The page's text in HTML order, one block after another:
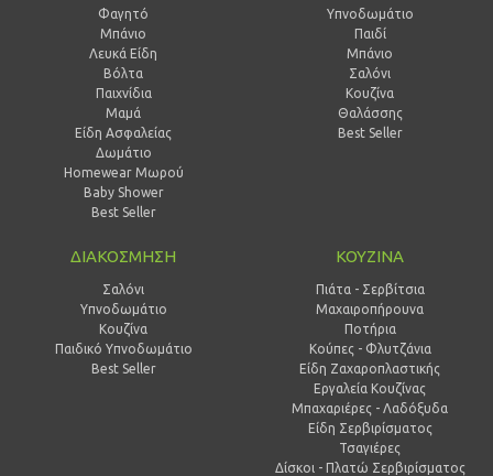
Φαγητό
Μπάνιο
Λευκά Είδη
Βόλτα
Παιχνίδια
Μαμά
Είδη Ασφαλείας
Δωμάτιο
Homewear Μωρού
Baby Shower
Best Seller
Υπνοδωμάτιο
Παιδί
Mπάνιο
Σαλόνι
Κουζίνα
Θαλάσσης
Best Seller
ΔΙΑΚΟΣΜΗΣΗ
Σαλόνι
Υπνοδωμάτιο
Κουζίνα
Παιδικό Υπνοδωμάτιο
Best Seller
ΚΟΥΖΙΝΑ
Πιάτα - Σερβίτσια
Μαχαιροπήρουνα
Ποτήρια
Κούπες - Φλυτζάνια
Είδη Ζαχαροπλαστικής
Εργαλεία Κουζίνας
Μπαχαριέρες - Λαδόξυδα
Είδη Σερβιρίσματος
Τσαγιέρες
Δίσκοι - Πλατώ Σερβιρίσματος